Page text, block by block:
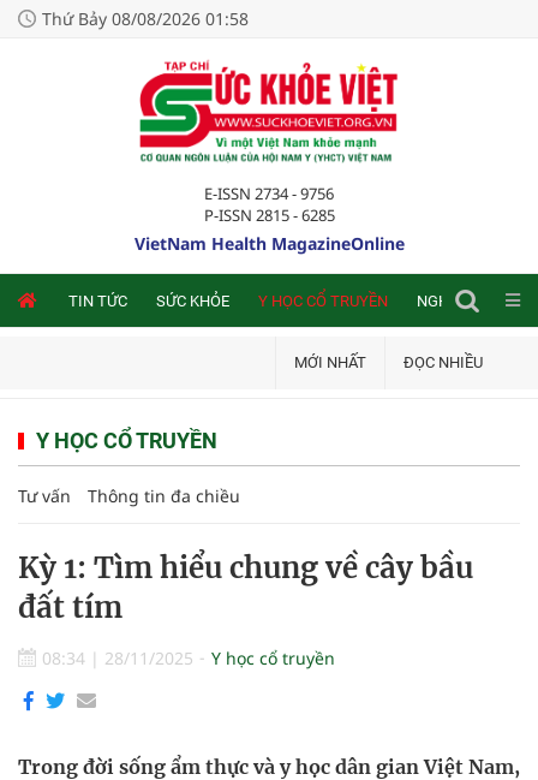
Thứ Bảy 08/08/2026 01:58
E-ISSN 2734 - 9756
P-ISSN 2815 - 6285
VietNam Health MagazineOnline
TIN TỨC SỨC KHỎE Y HỌC CỔ TRUYỀN NGHIÊN CỨU
MỚI NHẤT ĐỌC NHIỀU
Y HỌC CỔ TRUYỀN
Tư vấn Thông tin đa chiều
Kỳ 1: Tìm hiểu chung về cây bầu
đất tím
08:34 | 28/11/2025 Y học cổ truyền
Trong đời sống ẩm thực và y học dân gian Việt Nam,